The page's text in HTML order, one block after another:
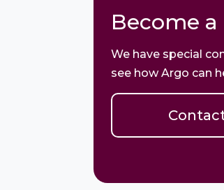
Become
We have special
see how Argo can